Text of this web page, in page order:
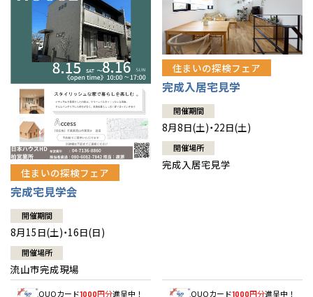
住まいの探検フェア
完成宅見学会
開催期間
8月15日(土)・16日(日)
開催場所
流山市完成現場
QUOカード1000円分進呈中！
住まいの探検フェア
完成入居宅見学
開催期間
8月8日(土)・22日(土)
開催場所
完成入居宅見学
QUOカード1000円分進呈中！